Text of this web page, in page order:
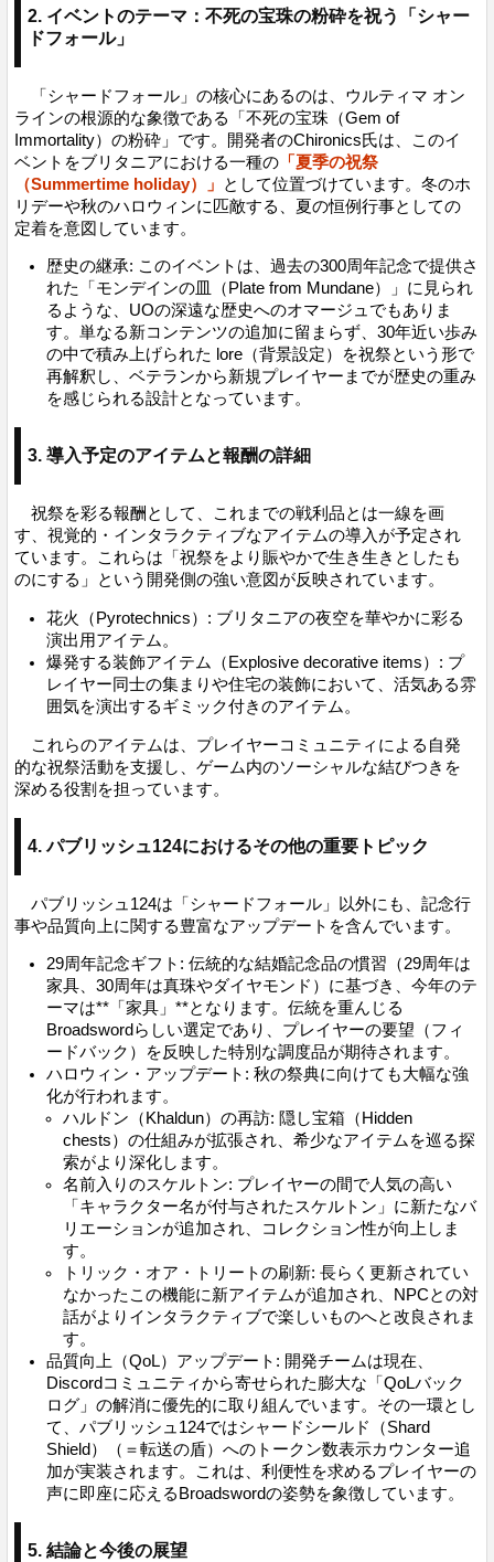
2. イベントのテーマ：不死の宝珠の粉砕を祝う「シャー
ドフォール」
「シャードフォール」の核心にあるのは、ウルティマ オン
ラインの根源的な象徴である「不死の宝珠（Gem of
Immortality）の粉砕」です。開発者のChironics氏は、このイ
ベントをブリタニアにおける一種の 「夏季の祝祭
（Summertime holiday）」
として位置づけています。冬のホ
リデーや秋のハロウィンに匹敵する、夏の恒例行事としての
定着を意図しています。
歴史の継承: このイベントは、過去の300周年記念で提供さ
れた「モンデインの皿（Plate from Mundane）」に見られ
るような、UOの深遠な歴史へのオマージュでもありま
す。単なる新コンテンツの追加に留まらず、30年近い歩み
の中で積み上げられた lore（背景設定）を祝祭という形で
再解釈し、ベテランから新規プレイヤーまでが歴史の重み
を感じられる設計となっています。
3. 導入予定のアイテムと報酬の詳細
祝祭を彩る報酬として、これまでの戦利品とは一線を画
す、視覚的・インタラクティブなアイテムの導入が予定され
ています。これらは「祝祭をより賑やかで生き生きとしたも
のにする」という開発側の強い意図が反映されています。
花火（Pyrotechnics）: ブリタニアの夜空を華やかに彩る
演出用アイテム。
爆発する装飾アイテム（Explosive decorative items）: プ
レイヤー同士の集まりや住宅の装飾において、活気ある雰
囲気を演出するギミック付きのアイテム。
これらのアイテムは、プレイヤーコミュニティによる自発
的な祝祭活動を支援し、ゲーム内のソーシャルな結びつきを
深める役割を担っています。
4. パブリッシュ124におけるその他の重要トピック
パブリッシュ124は「シャードフォール」以外にも、記念行
事や品質向上に関する豊富なアップデートを含んでいます。
29周年記念ギフト: 伝統的な結婚記念品の慣習（29周年は
家具、30周年は真珠やダイヤモンド）に基づき、今年のテ
ーマは**「家具」**となります。伝統を重んじる
Broadswordらしい選定であり、プレイヤーの要望（フィ
ードバック）を反映した特別な調度品が期待されます。
ハロウィン・アップデート: 秋の祭典に向けても大幅な強
化が行われます。
ハルドン（Khaldun）の再訪: 隠し宝箱（Hidden
chests）の仕組みが拡張され、希少なアイテムを巡る探
索がより深化します。
名前入りのスケルトン: プレイヤーの間で人気の高い
「キャラクター名が付与されたスケルトン」に新たなバ
リエーションが追加され、コレクション性が向上しま
す。
トリック・オア・トリートの刷新: 長らく更新されてい
なかったこの機能に新アイテムが追加され、NPCとの対
話がよりインタラクティブで楽しいものへと改良されま
す。
品質向上（QoL）アップデート: 開発チームは現在、
Discordコミュニティから寄せられた膨大な「QoLバック
ログ」の解消に優先的に取り組んでいます。その一環とし
て、パブリッシュ124ではシャードシールド（Shard
Shield）（＝転送の盾）へのトークン数表示カウンター追
加が実装されます。これは、利便性を求めるプレイヤーの
声に即座に応えるBroadswordの姿勢を象徴しています。
5. 結論と今後の展望